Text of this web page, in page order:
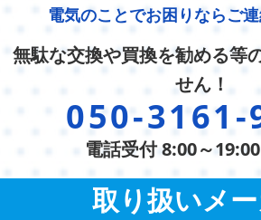
電気のことでお困りならご連
無駄な交換や買換を勧める等
せん！
050-3161-
電話受付 8:00～
取り扱いメ